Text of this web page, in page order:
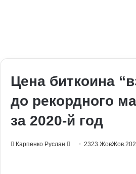
Цена биткоина
до рекордного
за 2020-й год
Карпенко Руслан
Send